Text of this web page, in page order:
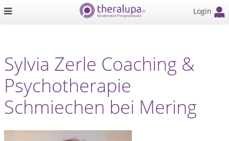
Login
Sylvia Zerle Coaching &
Psychotherapie
Schmiechen bei Mering